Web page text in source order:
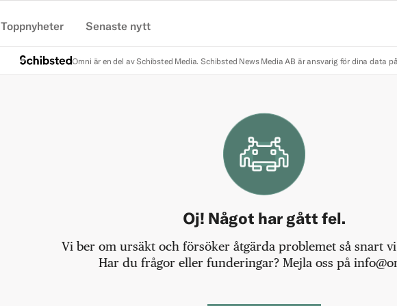
Toppnyheter Senaste nytt
Omni är en del av Schibsted Media. Schibsted News Media AB är ansvarig för dina data
Oj! Något har gått fel.
Vi ber om ursäkt och försöker åtgärda problemet så snart
Har du frågor eller funderingar? Mejla oss på